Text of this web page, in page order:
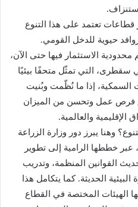
قطاعات تعتمد على هذا التنوع
حيوية للدخل القومي.
محدودية الاستثمار فيها حتى الآن،
سقطرى، التي تمثّل متحفًا بيئيًا
السمكية، إذا ما نُظّمت وبُنيت
فرص عمل وتحسن من الميزان
الإقليمية والعالمية.
وهنا يبرز دور وزارة الزراعة
عبر خططها الرامية إلى تطوير
القوانين المنظمة، وتدريب
الحديثة. كما يتكامل هذا
الهيئات المختصة في القطاع